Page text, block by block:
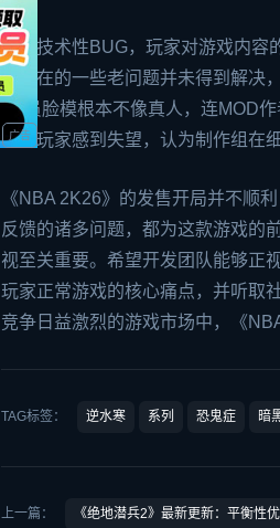
除了技术性BUG，玩家对游戏内容
中存在的一些老问题并未得到解决
“球员脸模根本不像真人，连MOD
验的玩家感到失望，认为制作组在
《NBA 2K26》的发售开局并不顺
反馈的诸多问题，都为这款游戏的
视至关重要。希望开发团队能够正
玩家正常游戏的核心痛点，并听取
竞争日益激烈的游戏市场中，《
TAG标签： 逆水寒 系列 恐鬼症 暗
上一篇： 《绝地潜兵2》最新更新：平衡性